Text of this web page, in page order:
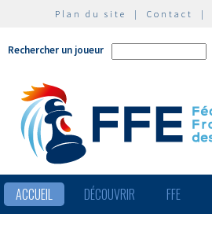
Plan du site | Contact |
Rechercher un joueur
ACCUEIL DÉCOUVRIR FFE